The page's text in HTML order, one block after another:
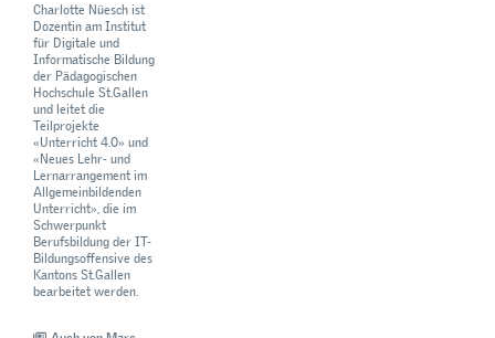
Charlotte Nüesch ist
Dozentin am Institut
für Digitale und
Informatische Bildung
der Pädagogischen
Hochschule St.Gallen
und leitet die
Teilprojekte
«Unterricht 4.0» und
«Neues Lehr- und
Lernarrangement im
Allgemeinbildenden
Unterricht», die im
Schwerpunkt
Berufsbildung der IT-
Bildungsoffensive des
Kantons St.Gallen
bearbeitet werden.